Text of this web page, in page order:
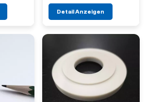
Detail Anzeigen